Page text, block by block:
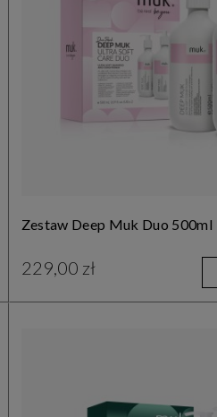
Zestaw Deep Muk Duo 500ml
229,00 zł